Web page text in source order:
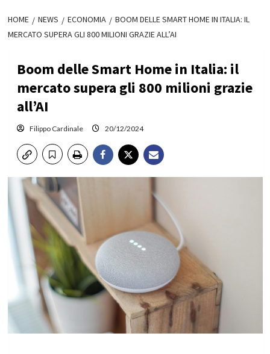
HOME NEWS ECONOMIA
BOOM DELLE SMART HOME IN ITALIA: IL
MERCATO SUPERA GLI 800 MILIONI GRAZIE ALL’AI
Boom delle Smart Home in Italia: il
mercato supera gli 800 milioni grazie
all’AI
Filippo Cardinale 20/12/2024